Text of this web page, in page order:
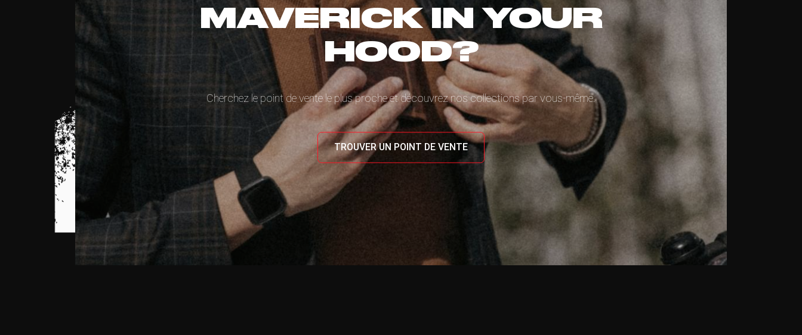
MAVERICK IN YOUR
HOOD?
Cherchez le point de vente le plus proche et découvrez nos collections par vous-même.
TROUVER UN POINT DE VENTE